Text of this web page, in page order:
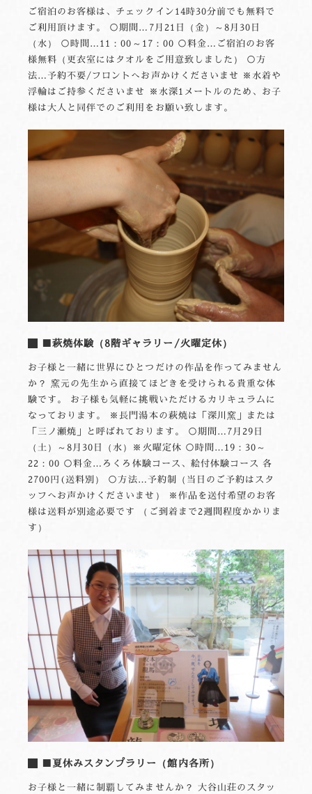
ご宿泊のお客様は、チェックイン14時30分前でも無料で
ご利用頂けます。 ○期間…7月21日（金）～8月30日
（水） ○時間…11：00～17：00 ○料金…ご宿泊のお客
様無料（更衣室にはタオルをご用意致しました） ○方
法…予約不要/フロントへお声かけくださいませ ※水着や
浮輪はご持参くださいませ ※水深1メートルのため、お子
様は大人と同伴でのご利用をお願い致します。
■萩焼体験（8階ギャラリー/火曜定休）
お子様と一緒に世界にひとつだけの作品を作ってみません
か？ 窯元の先生から直接てほどきを受けられる貴重な体
験です。 お子様も気軽に挑戦いただけるカリキュラムに
なっております。 ※長門湯本の萩焼は「深川窯」または
「三ノ瀬焼」と呼ばれております。 ○期間…7月29日
（土）～8月30日（水）※火曜定休 ○時間…19：30～
22：00 ○料金…ろくろ体験コース、絵付体験コース 各
2700円(送料別） ○方法…予約制（当日のご予約はスタ
ッフへお声かけくださいませ） ※作品を送付希望のお客
様は送料が別途必要です （ご到着まで2週間程度かかりま
す）
■夏休みスタンプラリー（館内各所）
お子様と一緒に制覇してみませんか？ 大谷山荘のスタッ